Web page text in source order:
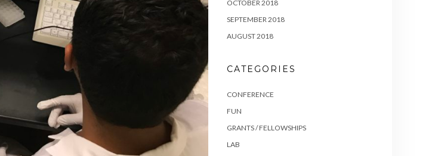
OCTOBER 2018
SEPTEMBER 2018
AUGUST 2018
CATEGORIES
CONFERENCE
FUN
GRANTS / FELLOWSHIPS
LAB